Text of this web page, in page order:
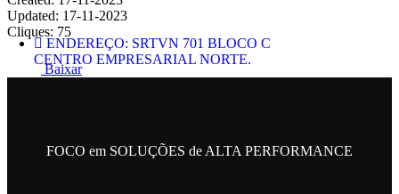
ENDEREÇO: SRTVN 701 BLOCO C
CENTRO EMPRESARIAL NORTE.
Updated: 17-11-2023
Cliques: 75
Baixar
FOCO em SOLUÇÕES de ALTA PERFORMANCE